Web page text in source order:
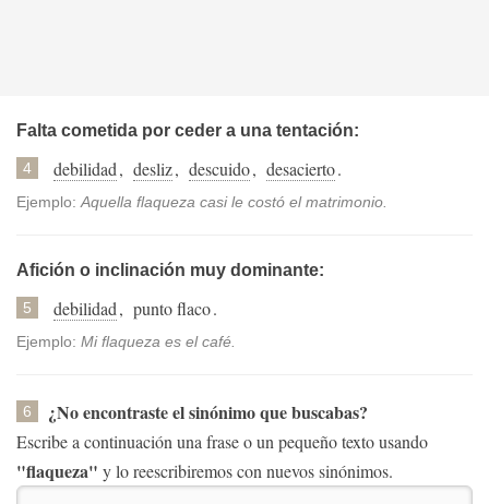
Falta cometida por ceder a una tentación:
4 debilidad, desliz, descuido, desacierto.
Ejemplo: Aquella flaqueza casi le costó el matrimonio.
Afición o inclinación muy dominante:
5 debilidad, punto flaco.
Ejemplo: Mi flaqueza es el café.
6 ¿No encontraste el sinónimo que buscabas?
Escribe a continuación una frase o un pequeño texto usando
"flaqueza" y lo reescribiremos con nuevos sinónimos.